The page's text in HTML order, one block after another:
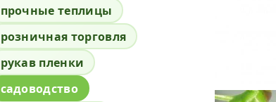
прочные теплицы
розничная торговля
рукав пленки
садоводство